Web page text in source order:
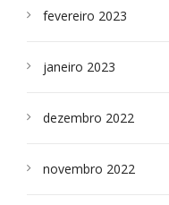
fevereiro 2023
janeiro 2023
dezembro 2022
novembro 2022